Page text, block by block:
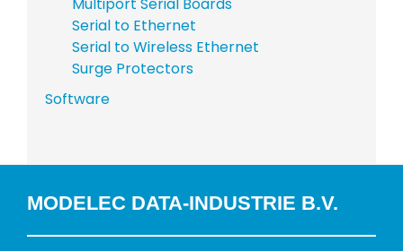
Serial to Ethernet
Serial to Wireless Ethernet
Surge Protectors
Software
MODELEC DATA-INDUSTRIE B.V.